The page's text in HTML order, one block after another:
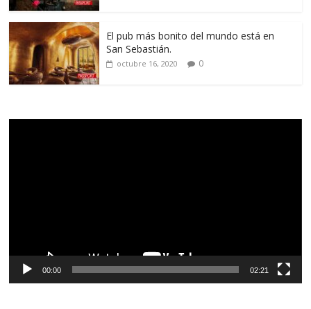
El pub más bonito del mundo está en
San Sebastián.
octubre 16, 2020 0
00:00 02:21